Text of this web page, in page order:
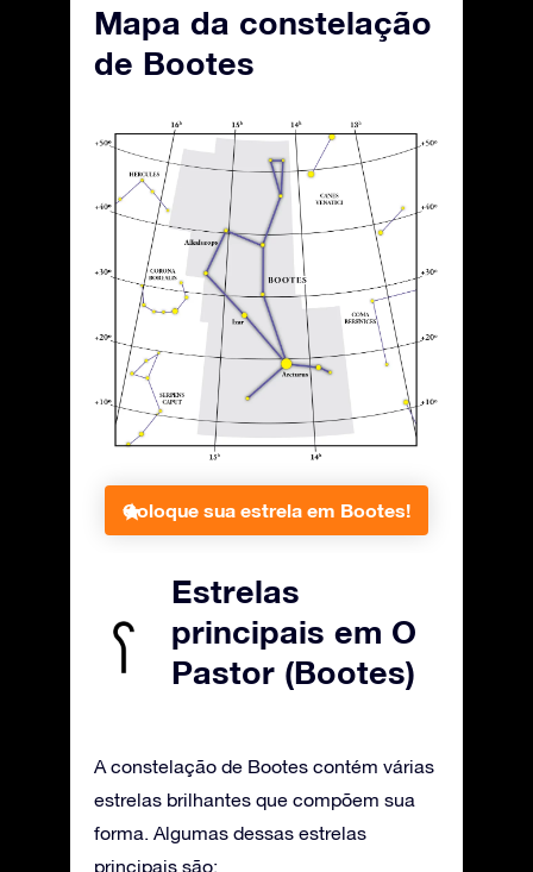
Mapa da constelação
de Bootes
Coloque sua estrela em Bootes!
Estrelas
principais em O
Pastor (Bootes)
A constelação de Bootes contém várias
estrelas brilhantes que compõem sua
forma. Algumas dessas estrelas
principais são: